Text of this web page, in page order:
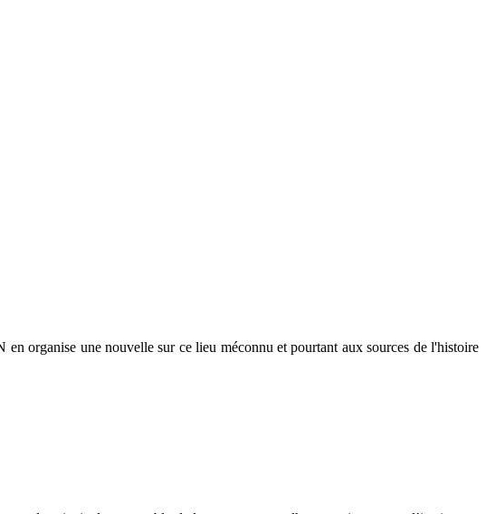
organise une nouvelle sur ce lieu méconnu et pourtant aux sources de l'histoire